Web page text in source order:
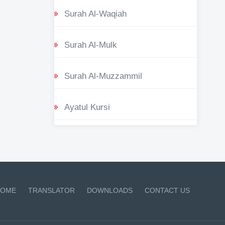
Surah Al-Waqiah
Surah Al-Mulk
Surah Al-Muzzammil
Ayatul Kursi
TRANSLATOR DOWNLOADS CONTACT US